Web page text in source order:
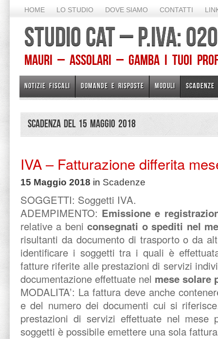
HOME LO STUDIO DOVE SIAMO CONTATTI
STUDIO CAT – P.IVA:
Mauri – Assolari – Gamba I TUOI
NOTIZIE FISCALI DOMANDE E RISPOSTE MODULI SCADENZE
Scadenza del 15 Maggio 2018
IVA – Fatturazione differita
15 Maggio 2018 in Scadenze
SOGGETTI: Soggetti IVA.
ADEMPIMENTO: Emissione e
relative a beniconsegnati o spediti nel
risultanti da documento di trasporto o da
identificare i soggetti tra i quali è
fatture riferite alle prestazioni di servizi
documentazione effettuate nel mese solare
MODALITA’: La fattura deve anche
e del numero dei documenti cui si
prestazioni di servizi effettuate nel mese
soggetti è possibile emettere una sola